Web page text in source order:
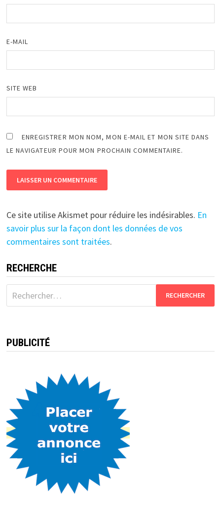
E-MAIL
SITE WEB
ENREGISTRER MON NOM, MON E-MAIL ET MON SITE DANS
LE NAVIGATEUR POUR MON PROCHAIN COMMENTAIRE.
Ce site utilise Akismet pour réduire les indésirables. En
savoir plus sur la façon dont les données de vos
commentaires sont traitées.
RECHERCHE
Rechercher :
PUBLICITÉ